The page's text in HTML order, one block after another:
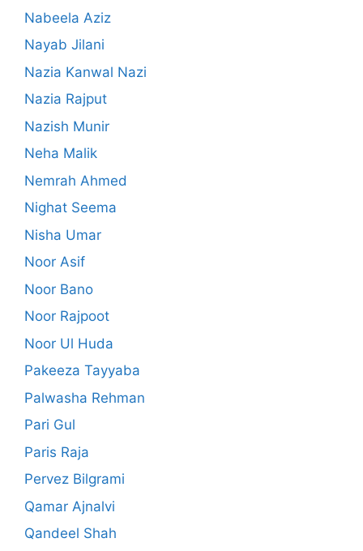
Nabeela Aziz
Nayab Jilani
Nazia Kanwal Nazi
Nazia Rajput
Nazish Munir
Neha Malik
Nemrah Ahmed
Nighat Seema
Nisha Umar
Noor Asif
Noor Bano
Noor Rajpoot
Noor Ul Huda
Pakeeza Tayyaba
Palwasha Rehman
Pari Gul
Paris Raja
Pervez Bilgrami
Qamar Ajnalvi
Qandeel Shah